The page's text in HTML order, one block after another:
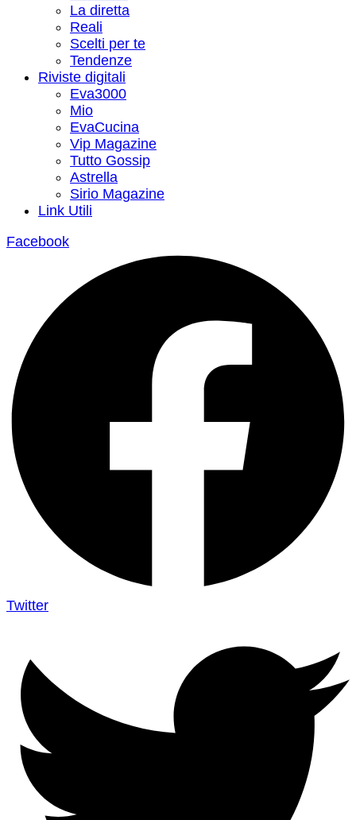
La diretta
Reali
Scelti per te
Tendenze
Riviste digitali
Eva3000
Mio
EvaCucina
Vip Magazine
Tutto Gossip
Astrella
Sirio Magazine
Link Utili
Facebook
Twitter